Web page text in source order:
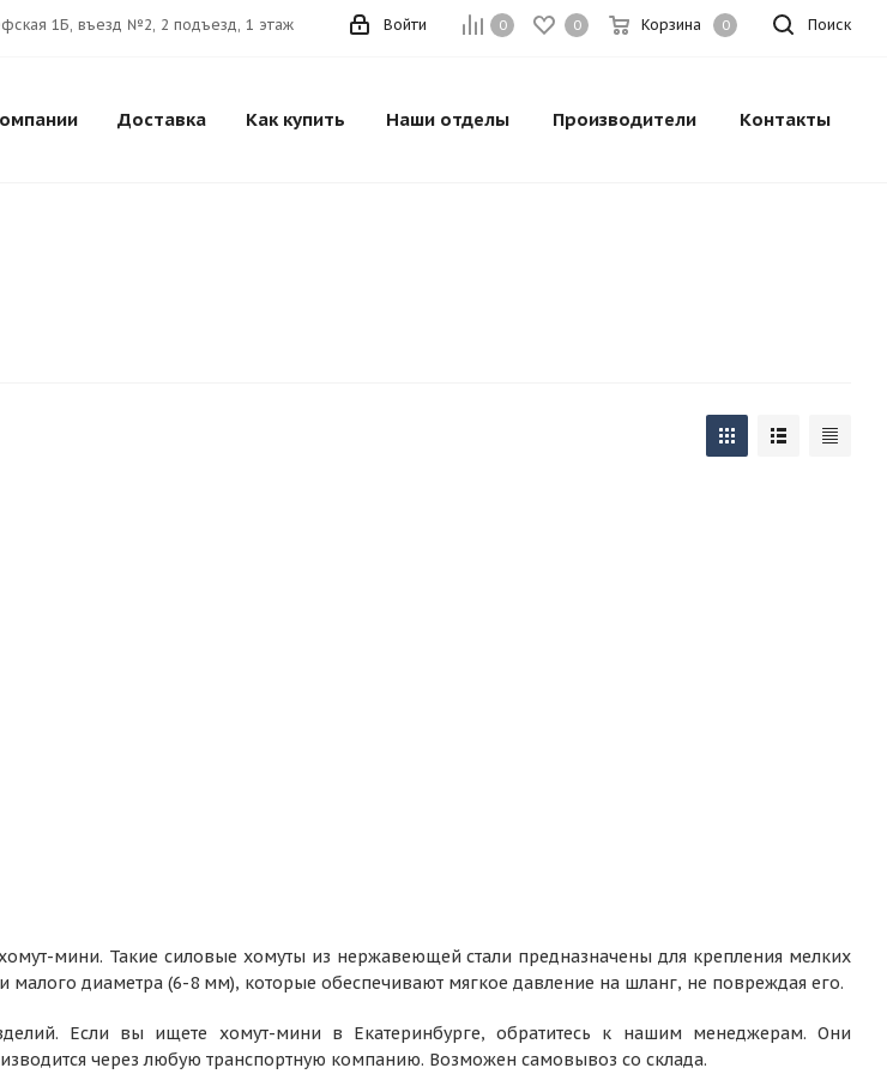
1Б, въезд №2, 2 подъезд, 1 этаж Поиск
0 0 Корзина 0
Войти
Доставка Как купить Наши отделы Производители Контакты
мини. Такие силовые хомуты из нержавеющей стали предназначены для крепления мелких
диаметра (6-8 мм), которые обеспечивают мягкое давление на шланг, не повреждая его.
Если вы ищете хомут-мини в Екатеринбурге, обратитесь к нашим менеджерам. Они
через любую транспортную компанию. Возможен самовывоз со склада.